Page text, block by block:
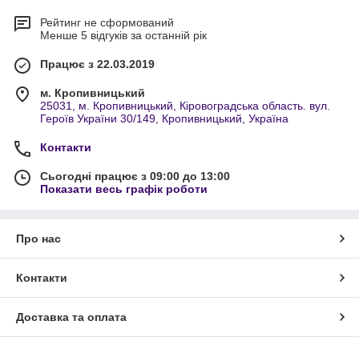
Рейтинг не сформований
Менше 5 відгуків за останній рік
Працює з 22.03.2019
м. Кропивницький
25031, м. Кропивницький, Кіровоградська область. вул.
Героїв України 30/149, Кропивницький, Україна
Контакти
Сьогодні працює з 09:00 до 13:00
Показати весь графік роботи
Про нас
Контакти
Доставка та оплата